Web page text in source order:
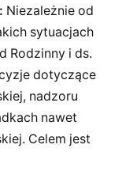
Niezależnie od
sytuacjach
Rodzinny i ds.
dotyczące
nadzoru
nawet
Celem jest